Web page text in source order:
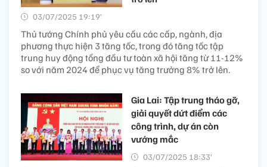
03/07/2025 19:19’
Thủ tướng Chính phủ yêu cầu các cấp, ngành, địa
phương thực hiện 3 tăng tốc, trong đó tăng tốc tập
trung huy động tổng đầu tư toàn xã hội tăng từ 11-12%
so với năm 2024 để phục vụ tăng trưởng 8% trở lên.
Gia Lai: Tập trung tháo gỡ,
giải quyết dứt điểm các
công trình, dự án còn
vướng mắc
03/07/2025 18:33’